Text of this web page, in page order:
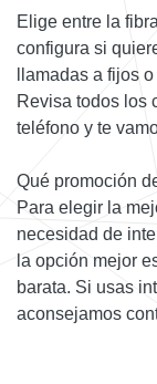
Elige entre la
configura si
llamadas a fijos
Revisa todos los
teléfono y te
Qué promoción
Para elegir la
necesidad de
la opción mejor
barata. Si usas
aconsejamos